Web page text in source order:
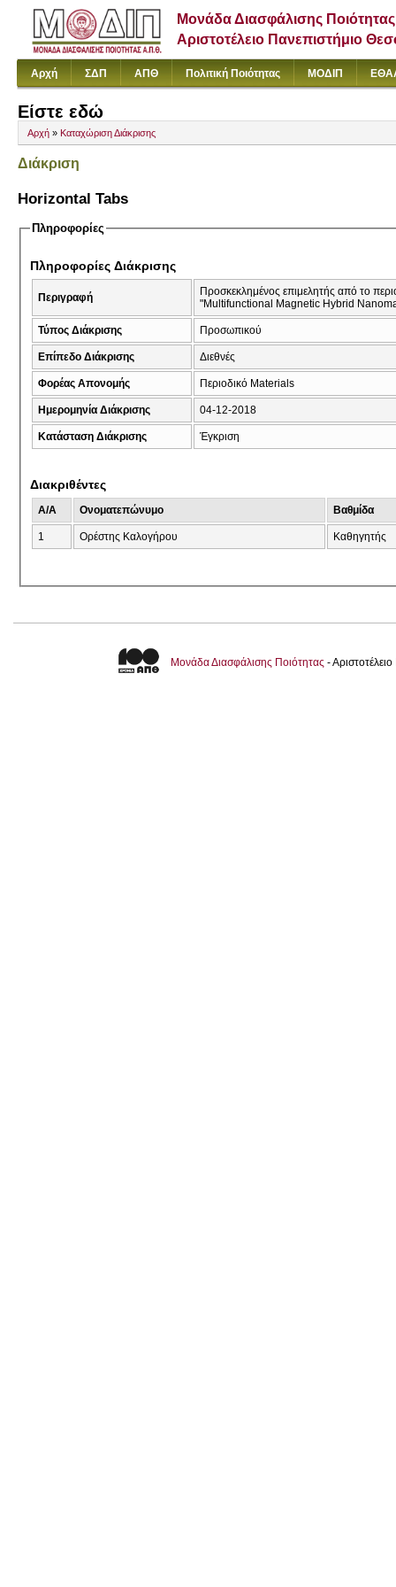
Μονάδα Διασφάλισης Ποιότητας
Αριστοτέλειο Πανεπιστήμιο
Αρχή ΣΔΠ ΑΠΘ Πολιτική Ποιότητας ΜΟΔΙΠ
Είστε εδώ
Αρχή » Καταχώριση Διάκρισης
Διάκριση
Horizontal Tabs
Πληροφορίες
Πληροφορίες Διάκρισης
Περιγραφή
Προσκεκλημένος επιμελητής από το
"Multifunctional Magnetic Hybrid
Τύπος Διάκρισης Προσωπικού
Επίπεδο Διάκρισης Διεθνές
Φορέας Απονομής Περιοδικό Materials
Ημερομηνία Διάκρισης 04-12-2018
Κατάσταση Διάκρισης Έγκριση
Διακριθέντες
A/A Ονοματεπώνυμο Βαθμίδα
1 Ορέστης Καλογήρου Καθηγητής
Μονάδα Διασφάλισης Ποιότητας -